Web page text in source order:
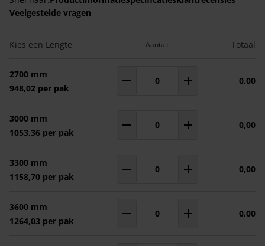
Veelgestelde vragen
Gegroepeerde productitems
Kies een Lengte Aantal: Totaal
2700 mm
948,02 per pak
Aantal pakken 0,00
3000 mm
1053,36 per pak
Aantal pakken 0,00
3300 mm
1158,70 per pak
Aantal pakken 0,00
3600 mm
1264,03 per pak
Aantal pakken 0,00